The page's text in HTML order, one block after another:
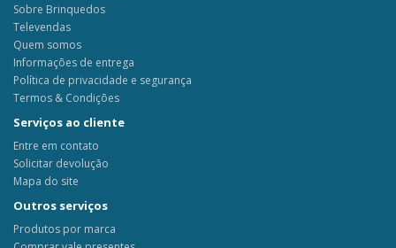
Sobre Brinquedos
Televendas
Quem somos
Informações de entrega
Política de privacidade e segurança
Termos & Condições
Serviços ao cliente
Entre em contato
Solicitar devolução
Mapa do site
Outros serviços
Produtos por marca